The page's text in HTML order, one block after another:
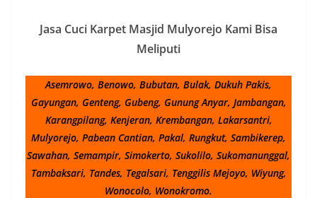
Jasa Cuci Karpet Masjid Mulyorejo Kami Bisa
Meliputi
Asemrowo, Benowo, Bubutan, Bulak, Dukuh Pakis,
Gayungan, Genteng, Gubeng, Gunung Anyar, Jambangan,
Karangpilang, Kenjeran, Krembangan, Lakarsantri,
Mulyorejo, Pabean Cantian, Pakal, Rungkut, Sambikerep,
Sawahan, Semampir, Simokerto, Sukolilo, Sukomanunggal,
Tambaksari, Tandes, Tegalsari, Tenggilis Mejoyo, Wiyung,
Wonocolo, Wonokromo.